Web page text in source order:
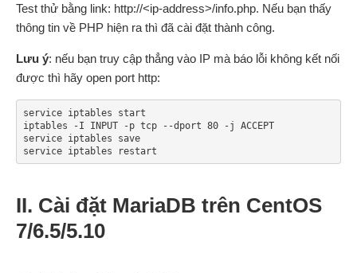
Test thử bằng link: http://<ip-address>/info.php. Nếu bạn thấy
thông tin về PHP hiện ra thì đã cài đặt thành công.
Lưu ý: nếu bạn truy cập thẳng vào IP mà báo lỗi không kết nối
được thì hãy open port http:
service iptables start
iptables -I INPUT -p tcp --dport 80 -j ACCEPT
service iptables save
service iptables restart
II. Cài đặt MariaDB trên CentOS
7/6.5/5.10